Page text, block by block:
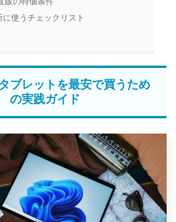
に使うチェックリスト
ブレットを最安で買うため
の実践ガイド